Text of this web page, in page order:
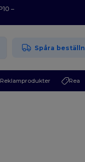
–
Spåra
Reklamprodukter Rea